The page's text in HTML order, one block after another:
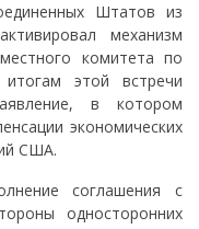
Штатов из
механизм
комитета по
этой встречи
в котором
экономических
США.
соглашения с
односторонних